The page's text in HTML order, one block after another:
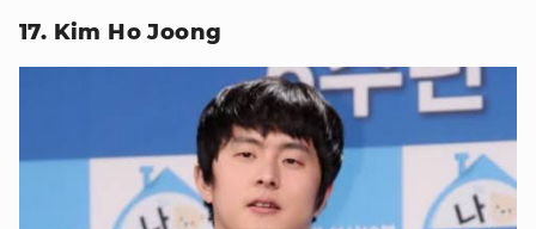
17. Kim Ho Joong